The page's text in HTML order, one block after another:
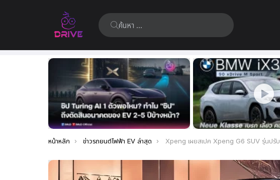
ค้นหา:
เรื่อง
ล่าสุด
คุณอยู่ที่นี่:
หน้าหลัก ข่าวรถยนต์ไฟฟ้า EV ล่าสุด Xpeng เผยสเปค Xpeng G6 SUV รุ่นปรับปรุงใหม่ 2025 เตรียมเปิดตัว 28 ก.พ. นี้